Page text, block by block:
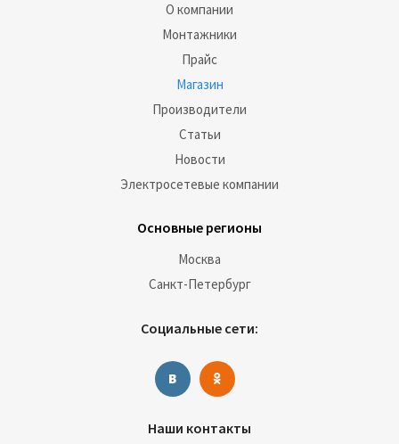
О компании
Монтажники
Прайс
Магазин
Производители
Статьи
Новости
Электросетевые компании
Основные регионы
Москва
Санкт-Петербург
Социальные сети:
Наши контакты